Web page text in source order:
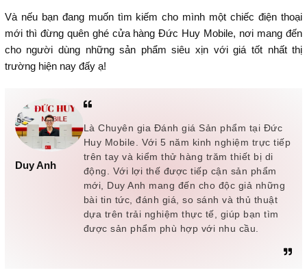
Và nếu bạn đang muốn tìm kiếm cho mình một chiếc điện thoại
mới thì đừng quên ghé cửa hàng Đức Huy Mobile, nơi mang đến
cho người dùng những sản phẩm siêu xịn với giá tốt nhất thị
trường hiện nay đấy ạ!
Duy Anh
Là Chuyên gia Đánh giá Sản phẩm tại Đức
Huy Mobile. Với 5 năm kinh nghiệm trực tiếp
trên tay và kiểm thử hàng trăm thiết bị di
động. Với lợi thế được tiếp cận sản phẩm
mới, Duy Anh mang đến cho độc giả những
bài tin tức, đánh giá, so sánh và thủ thuật
dựa trên trải nghiệm thực tế, giúp bạn tìm
được sản phẩm phù hợp với nhu cầu.